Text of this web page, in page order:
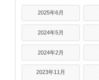
2025年6月
2024年5月
2024年2月
2023年11月